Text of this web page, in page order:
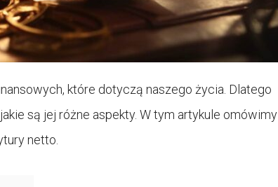
które dotyczą naszego życia. Dlatego
są jej różne aspekty. W tym artykule omówimy
netto.